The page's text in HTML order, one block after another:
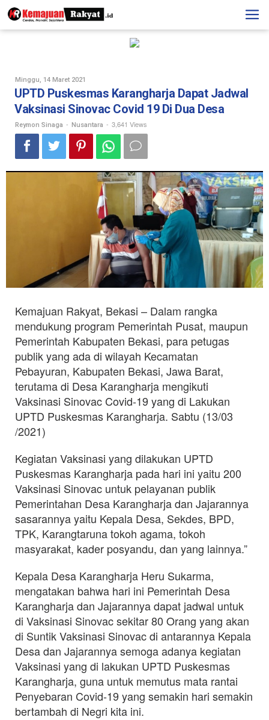
Skip
to
content
Minggu, 14 Maret 2021
Sinaga
UPTD Puskesmas Karangharja Dapat Jadwal
Vaksinasi Sinovac Covid 19 Di Dua Desa
Reymon Sinaga - Nusantara - 3,641 Views
Kemajuan Rakyat, Bekasi – Dalam rangka
mendukung program Pemerintah Pusat, maupun
Pemerintah Kabupaten Bekasi, para petugas
publik yang ada di wilayah Kecamatan
Pebayuran, Kabupaten Bekasi, Jawa Barat,
terutama di Desa Karangharja mengikuti
Vaksinasi Sinovac Covid-19 yang di Lakukan
UPTD Puskesmas Karangharja. Sabtu (13/03
/2021)
Kegiatan Vaksinasi yang dilakukan UPTD
Puskesmas Karangharja pada hari ini yaitu 200
Vaksinasi Sinovac untuk pelayanan publik
Pemerintahan Desa Karangharja dan Jajarannya
sasarannya yaitu Kepala Desa, Sekdes, BPD,
TPK, Karangtaruna tokoh agama, tokoh
masyarakat, kader posyandu, dan yang lainnya.”
Kepala Desa Karangharja Heru Sukarma,
mengatakan bahwa hari ini Pemerintah Desa
Karangharja dan Jajarannya dapat jadwal untuk
di Vaksinasi Sinovac sekitar 80 Orang yang akan
di Suntik Vaksinasi Sinovac di antarannya Kepala
Desa dan Jajarannya semoga adanya kegiatan
Vaksinasi yang di lakukan UPTD Puskesmas
Karangharja, guna untuk memutus mata rantai
Penyebaran Covid-19 yang semakin hari semakin
bertambah di Negri kita ini.